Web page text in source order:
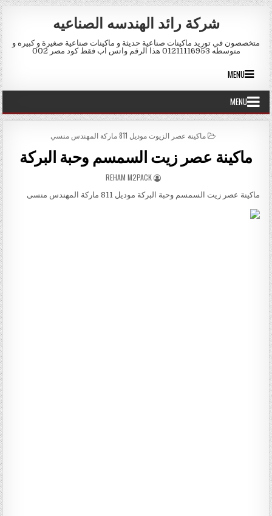
Skip to content
شركة رائد الهندسه الصناعيه
متخصصون في توريد ماكينات صناعية حديثة و ماكينات صناعية صغيرة و كبيره و
متوسطه 01211116953 هذا الرقم واتس اب فقط كود مصر 002
MENU
MENU
POSTED IN
ماكينة عصر الزيوت موديل 811 ماركة المهندس منسي
ماكينة عصر زيت السمسم وحبة البركة
AUTHOR:
REHAM M2PACK
ماكينة عصر زيت السمسم وحبة البركة موديل 811 ماركة المهندس منسى